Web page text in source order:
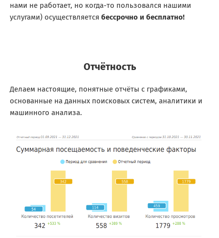
нами не работает, но когда-то пользовался нашими
услугами) осуществляется бессрочно и бесплатно!
Отчётность
Делаем настоящие, понятные отчёты с графиками,
основанные на данных поисковых систем, аналитики и
машинного анализа.